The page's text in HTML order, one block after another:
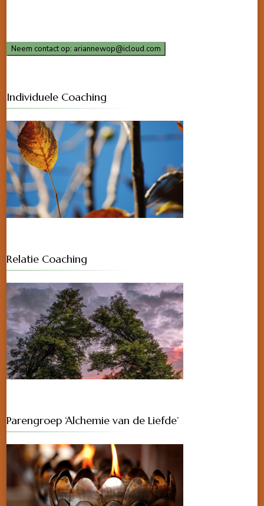
Neem contact op: ariannewop@icloud.com
Individuele Coaching
Relatie Coaching
Parengroep ‘Alchemie van de Liefde’